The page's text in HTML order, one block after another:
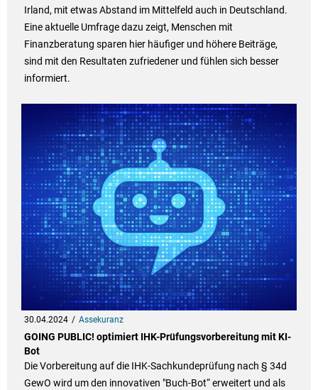
Irland, mit etwas Abstand im Mittelfeld auch in Deutschland.
Eine aktuelle Umfrage dazu zeigt, Menschen mit
Finanzberatung sparen hier häufiger und höhere Beiträge,
sind mit den Resultaten zufriedener und fühlen sich besser
informiert.
30.04.2024 Assekuranz
GOING PUBLIC! optimiert IHK-Prüfungsvorbereitung mit KI-
Bot
Die Vorbereitung auf die IHK-Sachkundeprüfung nach § 34d
GewO wird um den innovativen "Buch-Bot“ erweitert und als